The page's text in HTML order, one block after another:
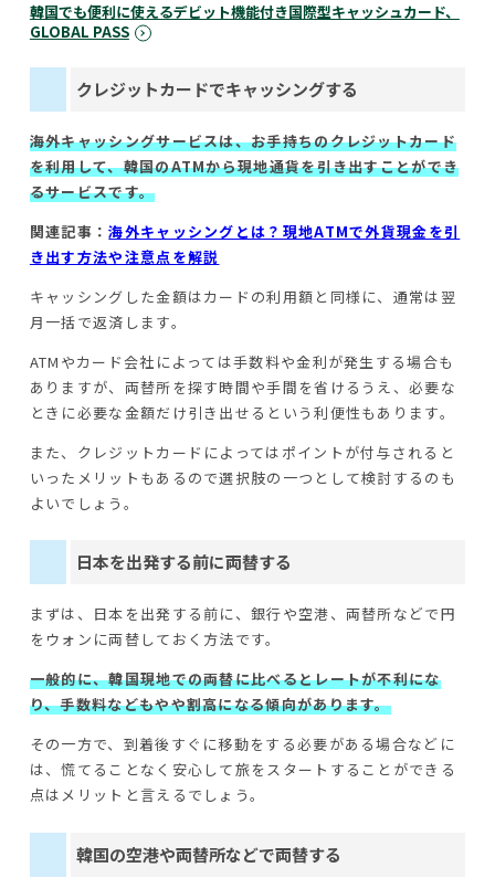
韓国でも便利に使えるデビット機能付き国際型キャッシュカード、
GLOBAL PASS
クレジットカードでキャッシングする
海外キャッシングサービスは、お手持ちのクレジットカード
を利用して、韓国のATMから現地通貨を引き出すことができ
るサービスです。
関連記事：海外キャッシングとは？現地ATMで外貨現金を引
き出す方法や注意点を解説
キャッシングした金額はカードの利用額と同様に、通常は翌
月一括で返済します。
ATMやカード会社によっては手数料や金利が発生する場合も
ありますが、両替所を探す時間や手間を省けるうえ、必要な
ときに必要な金額だけ引き出せるという利便性もあります。
また、クレジットカードによってはポイントが付与されると
いったメリットもあるので選択肢の一つとして検討するのも
よいでしょう。
日本を出発する前に両替する
まずは、日本を出発する前に、銀行や空港、両替所などで円
をウォンに両替しておく方法です。
一般的に、韓国現地での両替に比べるとレートが不利にな
り、手数料などもやや割高になる傾向があります。
その一方で、到着後すぐに移動をする必要がある場合などに
は、慌てることなく安心して旅をスタートすることができる
点はメリットと言えるでしょう。
韓国の空港や両替所などで両替する